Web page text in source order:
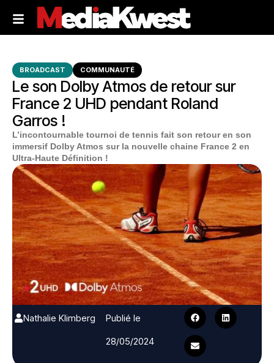
BROADCAST COMMUNAUTÉ
Le son Dolby Atmos de retour sur
France 2 UHD pendant Roland
Garros !
L’incontournable tournoi de tennis fait son retour en son
immersif Dolby Atmos sur la nouvelle chaine France 2 en
Ultra-Haute Définition !
Nathalie Klimberg
Publié le
28/05/2024